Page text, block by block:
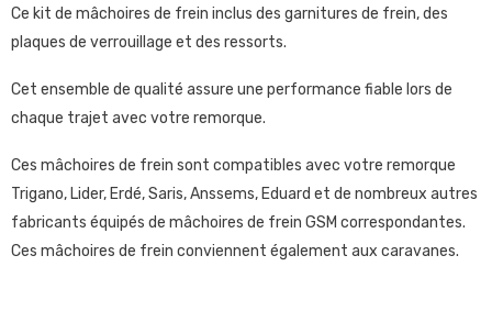
Ce kit de mâchoires de frein inclus des garnitures de frein, des
plaques de verrouillage et des ressorts.
Cet ensemble de qualité assure une performance fiable lors de
chaque trajet avec votre remorque.
Ces mâchoires de frein sont compatibles avec votre remorque
Trigano, Lider, Erdé, Saris, Anssems, Eduard et de nombreux autres
fabricants équipés de mâchoires de frein GSM correspondantes.
Ces mâchoires de frein conviennent également aux caravanes.